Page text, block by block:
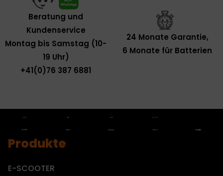
Beratung und
Kundenservice
Montag bis Samstag (10-
19 Uhr)
+41(0)76 387 6881
24 Monate Garantie,
6 Monate für Batterien
Produkte
E-SCOOTER